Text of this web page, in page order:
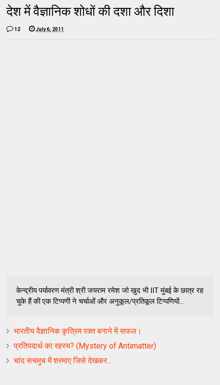
देश में वैज्ञानिक शोधों की दशा और दिशा
12 July 6, 2011
केन्द्रीय पर्यावरण मंत्री श्री जयराम रमेश जो खुद भी IIT मुंबई के छात्र रह
चुके हैं की एक टिप्पणी ने चर्चाओं और अनुकूल/प्रतिकूल टिप्पणियों...
भारतीय वैज्ञानिक कृत्रिम रक्त बनाने में सफल।
प्रतिपदार्थ का रहस्य? (Mystery of Antimatter)
चांद सचमुच में शरमाए जिसे देखकर...